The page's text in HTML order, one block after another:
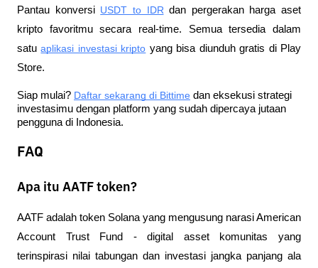
Pantau konversi USDT to IDR dan pergerakan harga aset
kripto favoritmu secara real-time. Semua tersedia dalam
satu aplikasi investasi kripto yang bisa diunduh gratis di Play
Store.
Siap mulai? Daftar sekarang di Bittime dan eksekusi strategi
investasimu dengan platform yang sudah dipercaya jutaan
pengguna di Indonesia.
FAQ
Apa itu AATF token?
AATF adalah token Solana yang mengusung narasi American
Account Trust Fund - digital asset komunitas yang
terinspirasi nilai tabungan dan investasi jangka panjang ala